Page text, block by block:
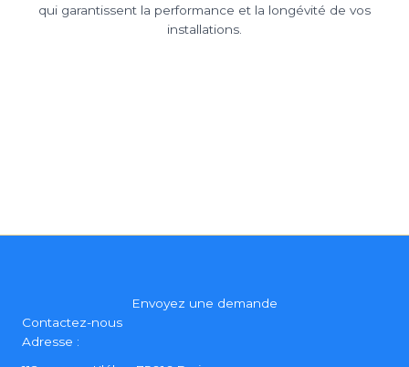
qui garantissent la performance et la longévité de vos
installations.
Envoyez une demande
Contactez-nous
Adresse :